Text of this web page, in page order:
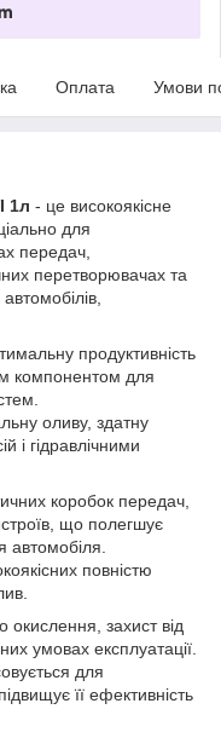
Оплата Умови
1л - це високоякісне
для
передач,
перетворювачах та
продуктивність
компонентом для
оливу, здатну
і гідравлічними
коробок передач,
що полегшує
автомобіля.
повністю
окислення, захист від
умовах експлуатації.
для
її ефективність